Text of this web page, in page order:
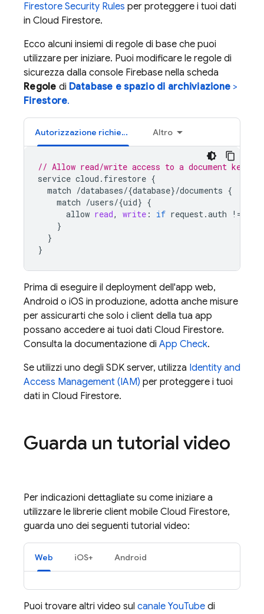
Firestore Security Rules per proteggere i tuoi dati
in Cloud Firestore.
Ecco alcuni insiemi di regole di base che puoi
utilizzare per iniziare. Puoi modificare le regole di
sicurezza dalla console Firebase nella scheda
Regole di Database e spazio di archiviazione >
Firestore.
Autorizzazione richiesta Altro
// Allow read/write access to a document keyed
service cloud . firestore {
match /databases/{database}/documents {
match /users/{uid} {
allow read, write : if request.auth ! =
}
}
}
Prima di eseguire il deployment dell'app web,
Android o iOS in produzione, adotta anche misure
per assicurarti che solo i client della tua app
possano accedere ai tuoi dati Cloud Firestore.
Consulta la documentazione di App Check.
Se utilizzi uno degli SDK server, utilizza Identity and
Access Management (IAM) per proteggere i tuoi
dati in Cloud Firestore.
Guarda un tutorial video
Per indicazioni dettagliate su come iniziare a
utilizzare le librerie client mobile Cloud Firestore,
guarda uno dei seguenti tutorial video:
Web iOS+ Android
Puoi trovare altri video sul canale YouTube di